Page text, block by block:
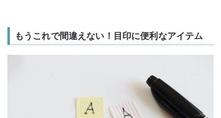
もうこれで間違えない！目印に便利なアイテム